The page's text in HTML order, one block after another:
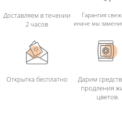
Доставляем в течении
2 часов
Гарантия
иначе мы
Открытка бесплатно
Дарим
продления
цветов.